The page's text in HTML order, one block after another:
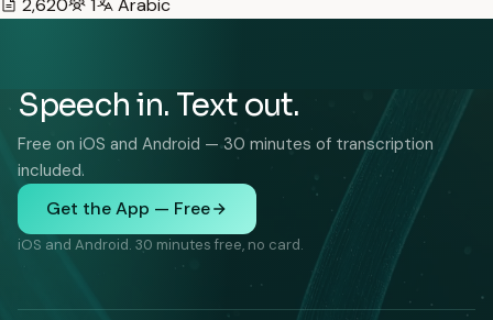
2,620
1 Arabic
Speech in. Text out.
Free on iOS and Android — 30 minutes of transcription
included.
Get the App — Free
iOS and Android. 30 minutes free, no card.